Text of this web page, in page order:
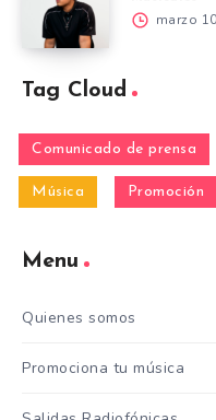
marzo
Tag Cloud
Comunicado de prensa
Música Promoción
Menu
Quienes somos
Promociona tu música